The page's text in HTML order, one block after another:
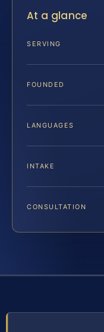
At a glance
SERVING
FOUNDED
LANGUAGES
INTAKE
CONSULTATION